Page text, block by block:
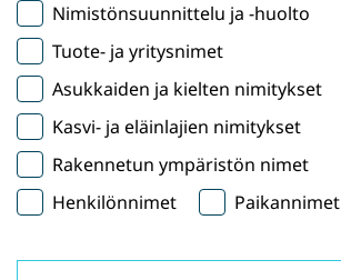
Nimistönsuunnittelu ja -huolto
Tuote- ja yritysnimet
Asukkaiden ja kielten nimitykset
Kasvi- ja eläinlajien nimitykset
Rakennetun ympäristön nimet
Henkilönnimet
Paikannimet